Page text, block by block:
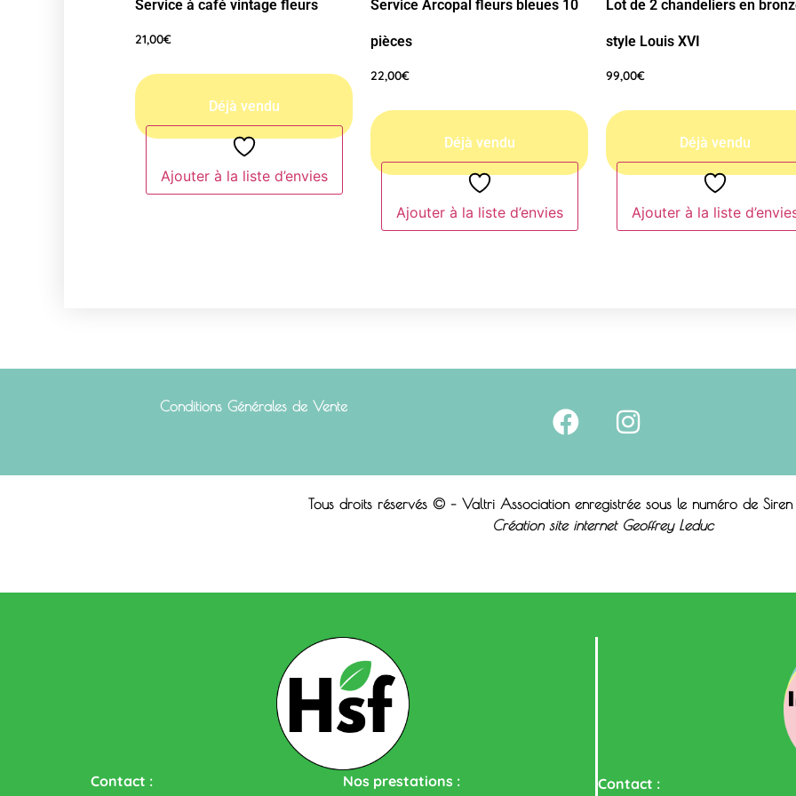
Service à café vintage fleurs
21,00€
Ajouter à la liste d’envies
Service Arcopal fleurs bleues 10
pièces
22,00€
Ajouter à la liste d’envies
Lot de 2 chandeliers en
style Louis XVI
99,00€
Ajouter à la liste
Conditions Générales de Vente
Tous droits réservés © – Valtri Association enregistrée sous le numéro de
Création site internet Geoffrey Leduc
Contact : Nos prestations : Contact :